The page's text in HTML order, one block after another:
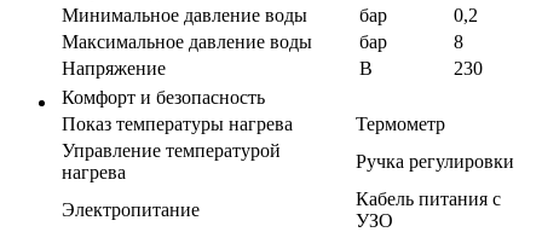
Минимальное давление воды
бар
0,2
Максимальное давление воды
бар
8
Напряжение
В
230
Комфорт и безопасность
Показ температуры нагрева
Термометр
Управление температурой
нагрева
Ручка регулировки
Электропитание
Кабель питания с
УЗО